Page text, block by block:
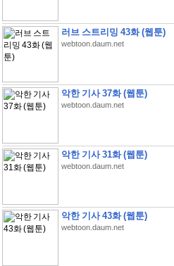
러브 스트리밍 43화 (웹툰)
webtoon.daum.net
악한 기사 37화 (웹툰)
webtoon.daum.net
악한 기사 31화 (웹툰)
webtoon.daum.net
악한 기사 43화 (웹툰)
webtoon.daum.net